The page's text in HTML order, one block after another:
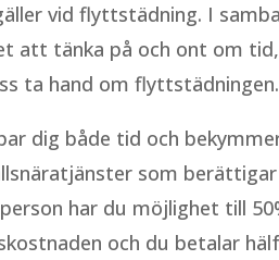
vid flyttstädning. I
att tänka på och ont om
ta hand om flyttstädningen.
dig både tid och
som
har du möjlighet till
och du betalar